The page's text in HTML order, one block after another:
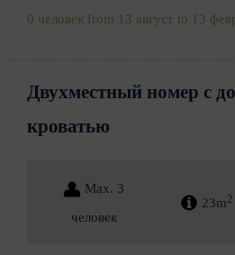
0 человек from 13 август to 13
Двухместный номер с
кроватью
Max. 3
человек
23m2